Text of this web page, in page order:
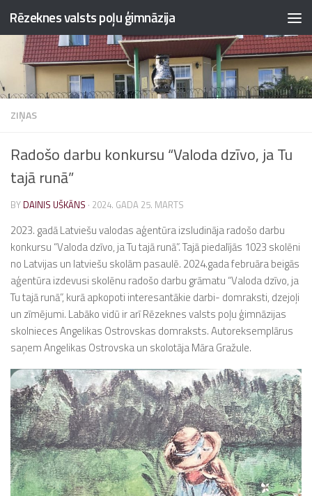
Skip to content
Rēzeknes valsts poļu ģimnāzija
ZIŅAS
Radošo darbu konkursu “Valoda dzīvo, ja Tu
tajā runā”
BY DAINIS UŠKĀNS · 2024. GADA 25. MARTS
2023. gadā Latviešu valodas aģentūra izsludināja radošo darbu
konkursu “Valoda dzīvo, ja Tu tajā runā”. Tajā piedalījās 1023 skolēni
no Latvijas un latviešu skolām pasaulē. 2024.gada februāra beigās
aģentūra izdevusi skolēnu radošo darbu grāmatu “Valoda dzīvo, ja
Tu tajā runā”, kurā apkopoti interesantākie darbi- domraksti, dzejoļi
un zīmējumi. Labāko vidū ir arī Rēzeknes valsts poļu ģimnāzijas
skolnieces Angelikas Ostrovskas domraksts. Autoreksemplārus
saņem Angelikas Ostrovska un skolotāja Māra Gražule.